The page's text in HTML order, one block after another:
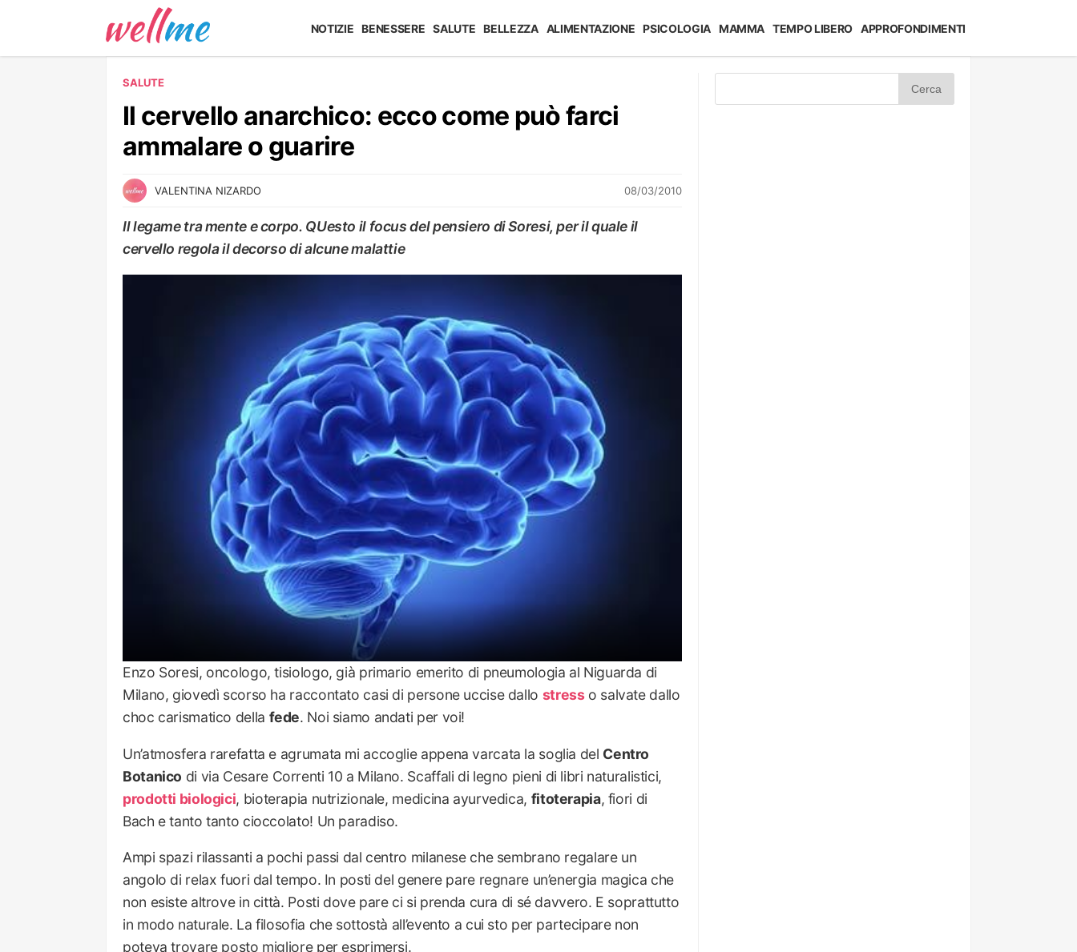
NOTIZIE BENESSERE SALUTE BELLEZZA ALIMENTAZIONE PSICOLOGIA MAMMA TEMPO LIBERO APPROFONDIMENTI
SALUTE
Il cervello anarchico: ecco come può farci
ammalare o guarire
VALENTINA NIZARDO 08/03/2010
Il legame tra mente e corpo. QUesto il focus del pensiero di Soresi, per il quale il
cervello regola il decorso di alcune malattie
Enzo Soresi, oncologo, tisiologo, già primario emerito di pneumologia al Niguarda di
Milano, giovedì scorso ha raccontato casi di persone uccise dallo stresso salvate dallo
choc carismatico della fede. Noi siamo andati per voi!
Un’atmosfera rarefatta e agrumata mi accoglie appena varcata la soglia del Centro
Botanico di via Cesare Correnti 10 a Milano. Scaffali di legno pieni di libri naturalistici,
prodotti biologici, bioterapia nutrizionale, medicina ayurvedica, fitoterapia, fiori di
Bach e tanto tanto cioccolato! Un paradiso.
Ampi spazi rilassanti a pochi passi dal centro milanese che sembrano regalare un
angolo di relax fuori dal tempo. In posti del genere pare regnare un’energia magica che
non esiste altrove in città. Posti dove pare ci si prenda cura di sé davvero. E soprattutto
in modo naturale. La filosofia che sottostà all’evento a cui sto per partecipare non
poteva trovare posto migliore per esprimersi.